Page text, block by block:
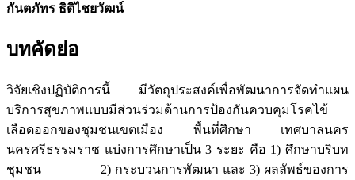
กันตภัทร ธิติไชยวัฒน์
บทคัดย่อ
วิจัยเชิงปฏิบัติการนี้ มีวัตถุประสงค์เพื่อพัฒนาการจัดทำแผน
บริการสุขภาพแบบมีส่วนร่วมด้านการป้องกันควบคุมโรคไข้
เลือดออกของชุมชนเขตเมือง พื้นที่ศึกษา เทศบาลนคร
นครศรีธรรมราช แบ่งการศึกษาเป็น 3 ระยะ คือ 1) ศึกษาบริบท
ชุมชน 2) กระบวนการพัฒนา และ 3) ผลลัพธ์ของการ